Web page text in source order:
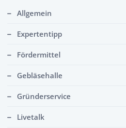
Allgemein
Expertentipp
Fördermittel
Gebläsehalle
Gründerservice
Livetalk